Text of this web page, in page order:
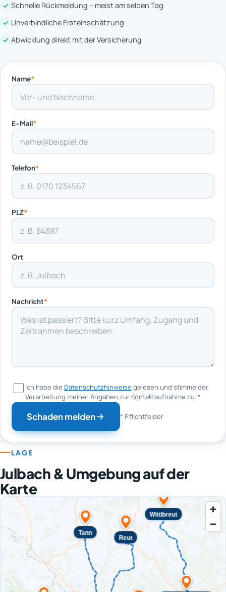
Schnelle Rückmeldung – meist am selben Tag
Unverbindliche Ersteinschätzung
Abwicklung direkt mit der Versicherung
Name*
E-Mail*
Telefon*
PLZ*
Ort
Nachricht*
Ich habe die Datenschutzhinweise gelesen und stimme der
Verarbeitung meiner Angaben zur Kontaktaufnahme zu.*
Schaden melden * Pflichtfelder
LAGE
Julbach & Umgebung auf der
Karte
Reut
Tann
Wittibreut